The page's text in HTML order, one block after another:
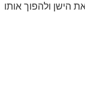
הישן ולהפוך אותו